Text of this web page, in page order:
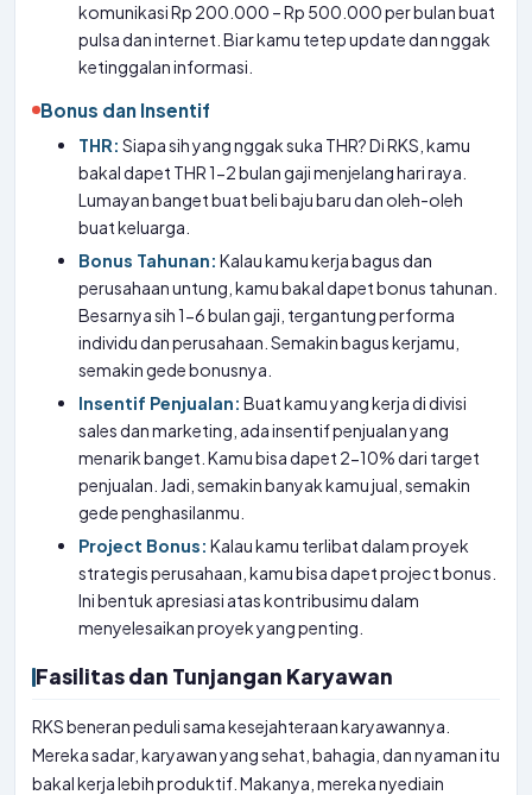
komunikasi Rp 200.000 – Rp 500.000 per bulan buat
pulsa dan internet. Biar kamu tetep update dan nggak
ketinggalan informasi.
Bonus dan Insentif
THR: Siapa sih yang nggak suka THR? Di RKS, kamu
bakal dapet THR 1-2 bulan gaji menjelang hari raya.
Lumayan banget buat beli baju baru dan oleh-oleh
buat keluarga.
Bonus Tahunan: Kalau kamu kerja bagus dan
perusahaan untung, kamu bakal dapet bonus tahunan.
Besarnya sih 1-6 bulan gaji, tergantung performa
individu dan perusahaan. Semakin bagus kerjamu,
semakin gede bonusnya.
Insentif Penjualan: Buat kamu yang kerja di divisi
sales dan marketing, ada insentif penjualan yang
menarik banget. Kamu bisa dapet 2-10% dari target
penjualan. Jadi, semakin banyak kamu jual, semakin
gede penghasilanmu.
Project Bonus: Kalau kamu terlibat dalam proyek
strategis perusahaan, kamu bisa dapet project bonus.
Ini bentuk apresiasi atas kontribusimu dalam
menyelesaikan proyek yang penting.
Fasilitas dan Tunjangan Karyawan
RKS beneran peduli sama kesejahteraan karyawannya.
Mereka sadar, karyawan yang sehat, bahagia, dan nyaman itu
bakal kerja lebih produktif. Makanya, mereka nyediain